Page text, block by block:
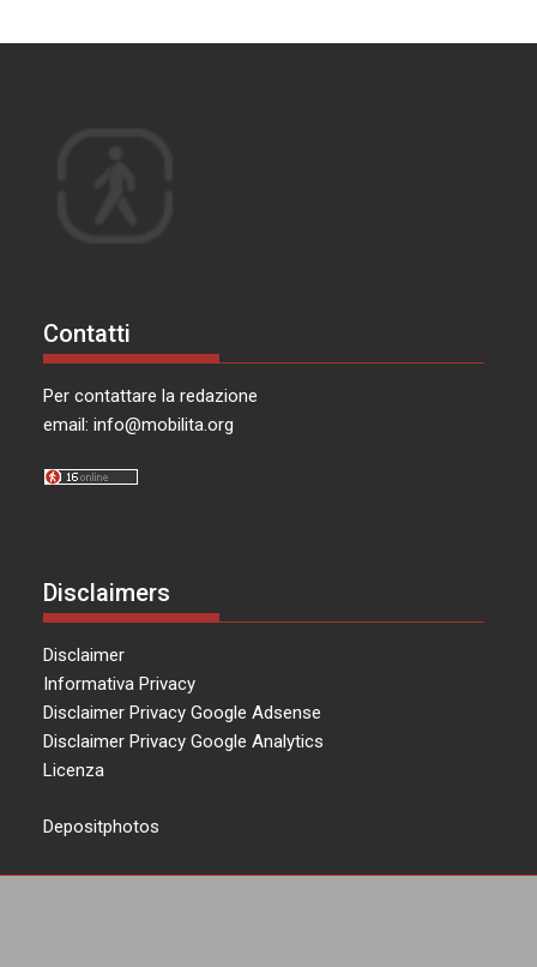
Contatti
Per contattare la redazione
email:info@mobilita.org
Disclaimers
Disclaimer
Informativa Privacy
Disclaimer Privacy Google Adsense
Disclaimer Privacy Google Analytics
Licenza
Depositphotos